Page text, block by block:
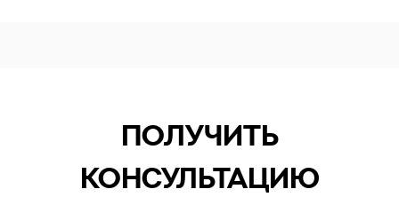
ПОЛУЧИТЬ
КОНСУЛЬТАЦИЮ